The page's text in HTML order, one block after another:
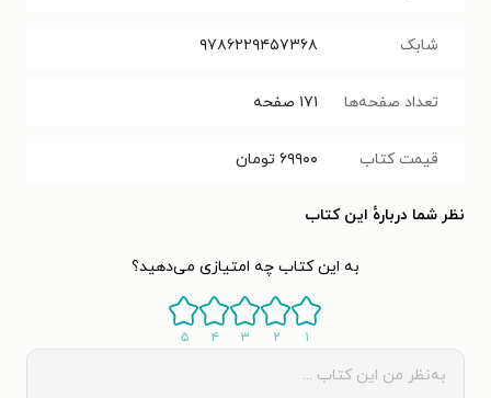
شابک ۹۷۸۶۲۲۹۴۵۷۳۶۸
تعداد صفحه‌ها ۱۷۱ صفحه
قیمت کتاب ۶۹۹۰۰ تومان
نظر شما دربارهٔ این کتاب
به این کتاب چه امتیازی می‌دهید؟
۱ ۲ ۳ ۴ ۵